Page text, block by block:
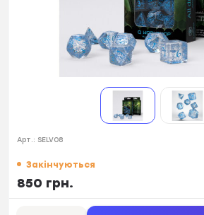
Арт.: SELV08
Закінчуються
850 грн.